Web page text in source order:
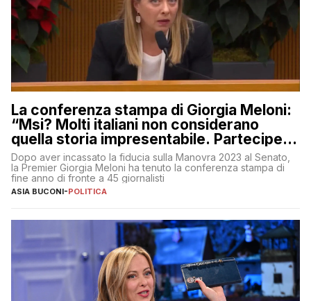
La conferenza stampa di Giorgia Meloni:
“Msi? Molti italiani non considerano
quella storia impresentabile. Parteciperò
al 25 aprile”
Dopo aver incassato la fiducia sulla Manovra 2023 al Senato,
la Premier Giorgia Meloni ha tenuto la conferenza stampa di
fine anno di fronte a 45 giornalisti
ASIA BUCONI-POLITICA